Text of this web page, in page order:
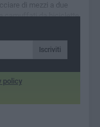
di mezzi a due
camuffati da biciclette
Iscriviti
policy